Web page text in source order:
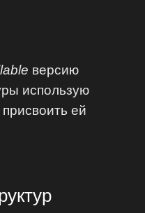
версию
использую
ей